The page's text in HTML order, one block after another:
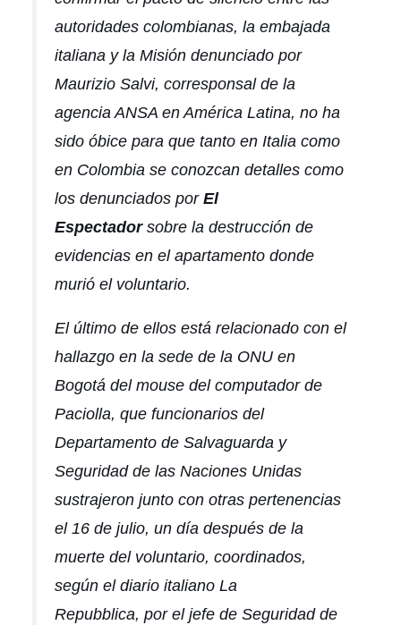
autoridades colombianas, la embajada
italiana y la Misión denunciado por
Maurizio Salvi, corresponsal de la
agencia ANSA en América Latina, no ha
sido óbice para que tanto en Italia como
en Colombia se conozcan detalles como
los denunciados porEl
Espectadorsobre la destrucción de
evidencias en el apartamento donde
murió el voluntario.
El último de ellos está relacionado con el
hallazgo en la sede de la ONU en
Bogotá del mouse del computador de
Paciolla, que funcionarios del
Departamento de Salvaguarda y
Seguridad de las Naciones Unidas
sustrajeron junto con otras pertenencias
el 16 de julio, un día después de la
muerte del voluntario, coordinados,
según el diario italianoLa
Repubblica, por el jefe de Seguridad de